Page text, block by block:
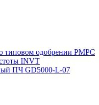
типовом одобрении РМРС
INVT
ПЧ GD5000-L-07